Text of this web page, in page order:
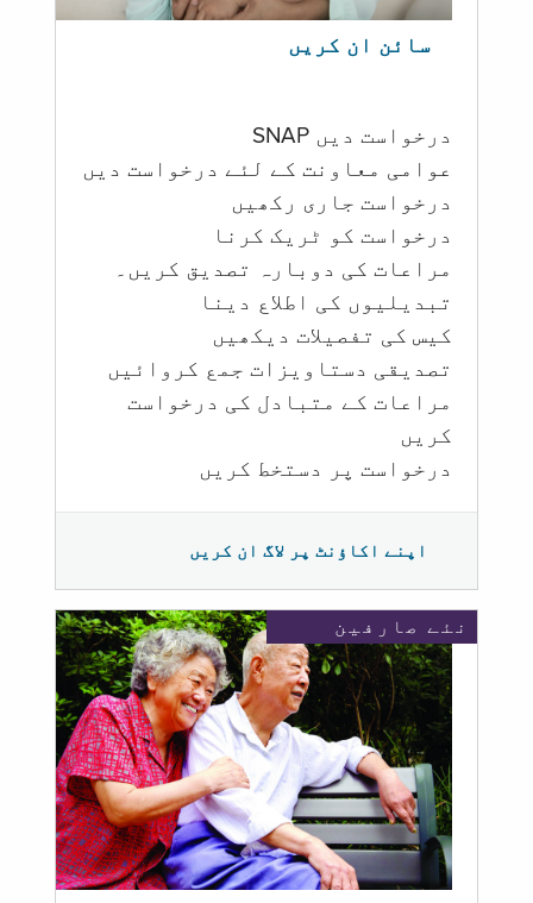
سائن ان کریں
درخواست دیں SNAP
عوامی معاونت کے لئے درخواست دیں
درخواست جاری رکھیں
درخواست کو ٹریک کرنا
مراعات کی دوبارہ تصدیق کریں۔
تبدیلیوں کی اطلاع دینا
کیس کی تفصیلات دیکھیں
تصدیقی دستاویزات جمع کروائیں
مراعات کے متبادل کی درخواست
کریں
درخواست پر دستخط کریں
اپنے اکاؤنٹ پر لاگ ان کریں
نئے صارفین